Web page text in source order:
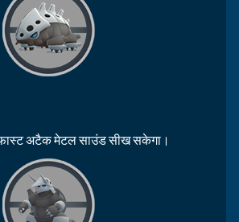
फ़ास्ट अटैक मेटल साउंड सीख सकेगा।